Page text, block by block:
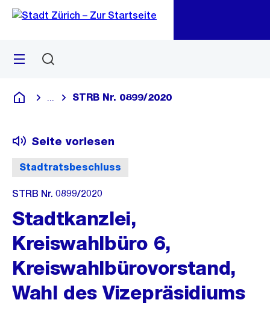
Navigation
Sprunglink
Menü
Deutsch
Blende alle Breadcrumbs ein
STRB Nr. 0899/2020
Stadtratsbeschluss
Seite vorlesen
STRB Nr. 0899/2020
Stadtkanzlei,
Kreiswahlbüro 6,
Kreiswahlbürovorstand,
Wahl des Vizepräsidiums